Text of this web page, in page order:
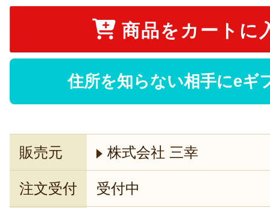
商品をカートに
住所を知らない相手にeギ
販売元 株式会社 三幸
注文受付 受付中